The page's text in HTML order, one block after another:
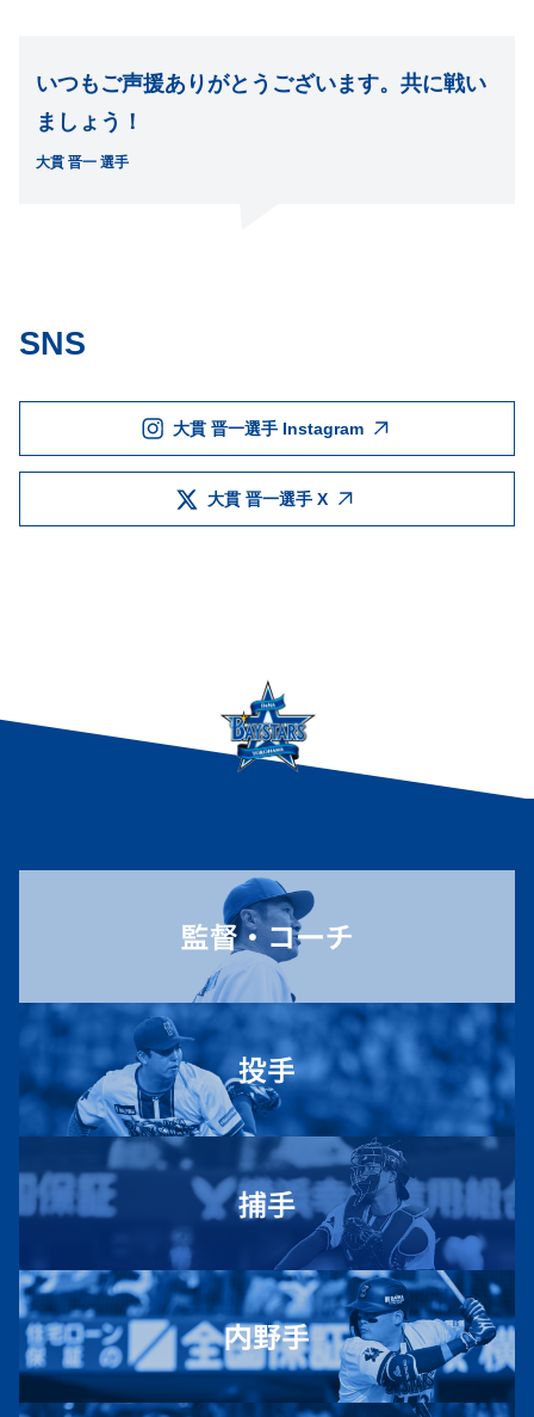
いつもご声援ありがとうございます。共に戦い
ましょう！
大貫 晋一 選手
SNS
大貫 晋一選手 Instagram
大貫 晋一選手 X